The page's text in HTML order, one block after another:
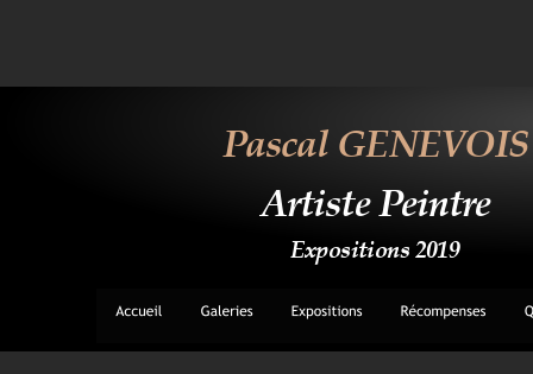
Pascal GENEVOIS
Artiste Peintre
Expositions 2019